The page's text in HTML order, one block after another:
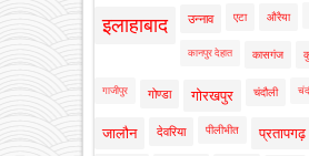
इलाहाबाद उन्नाव एटा औरैया
कानपुर देहात कासगंज
गाजीपुर गोण्डा गोरखपुर चंदौली
जालौन देवरिया पीलीभीत प्रतापगढ़